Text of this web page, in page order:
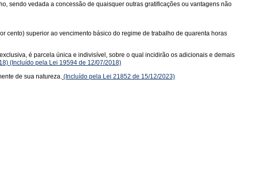
sendo vedada a concessão de quaisquer outras gratificações ou vantagens não
cento) superior ao vencimento básico do regime de trabalho de quarenta horas
é parcela única e indivisível, sobre o qual incidirão os adicionais e demais
(Incluído pela Lei 19594 de 12/07/2018)
de sua natureza. (Incluído pela Lei 21852 de 15/12/2023)